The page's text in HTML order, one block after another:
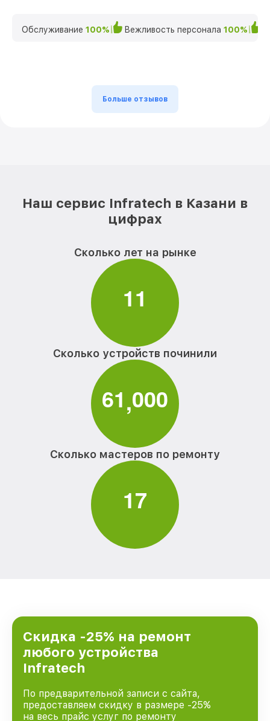
Обслуживание 100% Вежливость персонала 100%
Больше отзывов
Наш сервис Infratech в Казани в
цифрах
Сколько лет на рынке
11
Сколько устройств починили
61,000
Сколько мастеров по ремонту
17
Скидка -25% на ремонт
любого устройства
Infratech
По предварительной записи с сайта,
предоставляем скидку в размере -25%
на весь прайс услуг по ремонту